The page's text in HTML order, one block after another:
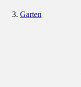
Garten